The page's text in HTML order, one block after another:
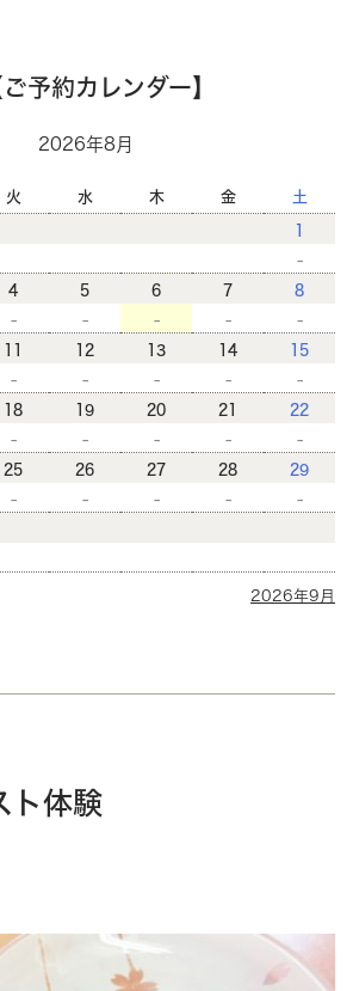
予約カレンダー】
2026年8月
火 水 木 金 土
1
-
4
-
5
-
6
-
7
-
8
-
11
-
12
-
13
-
14
-
15
-
18
-
19
-
20
-
21
-
22
-
25
-
26
-
27
-
28
-
29
-
2026年9月
ト体験